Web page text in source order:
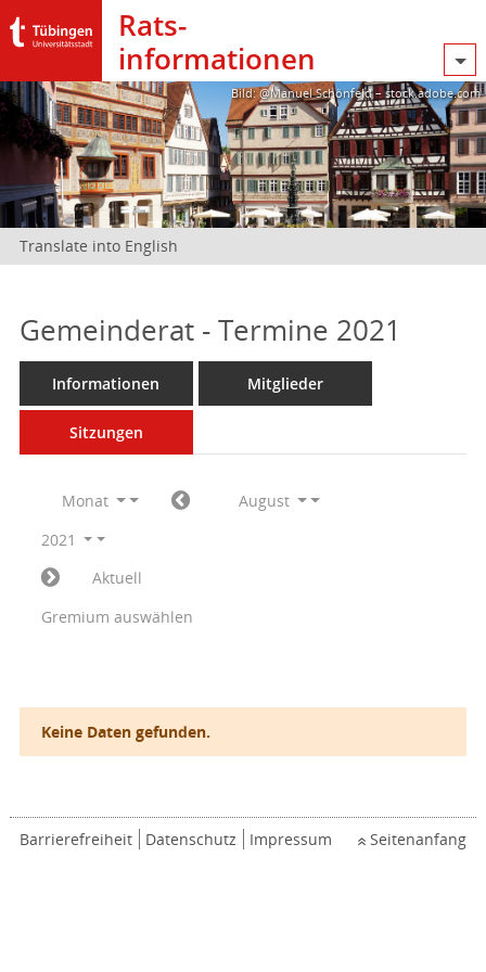
Rats­
informationen
Bild: @Manuel Schönfeld – stock.adobe.com
Translate into English
Gemeinderat - Termine 2021
Informationen Mitglieder
Sitzungen
Monat
August
2021
Aktuell
Gremium auswählen
Keine Daten gefunden.
Barrierefreiheit Datenschutz Impressum Seitenanfang